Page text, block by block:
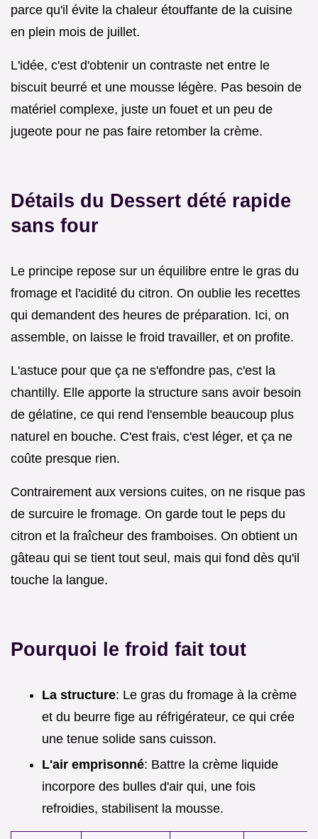
parce qu'il évite la chaleur étouffante de la cuisine
en plein mois de juillet.
L'idée, c'est d'obtenir un contraste net entre le
biscuit beurré et une mousse légère. Pas besoin de
matériel complexe, juste un fouet et un peu de
jugeote pour ne pas faire retomber la crème.
Détails du Dessert dété rapide
sans four
Le principe repose sur un équilibre entre le gras du
fromage et l'acidité du citron. On oublie les recettes
qui demandent des heures de préparation. Ici, on
assemble, on laisse le froid travailler, et on profite.
L'astuce pour que ça ne s'effondre pas, c'est la
chantilly. Elle apporte la structure sans avoir besoin
de gélatine, ce qui rend l'ensemble beaucoup plus
naturel en bouche. C'est frais, c'est léger, et ça ne
coûte presque rien.
Contrairement aux versions cuites, on ne risque pas
de surcuire le fromage. On garde tout le peps du
citron et la fraîcheur des framboises. On obtient un
gâteau qui se tient tout seul, mais qui fond dès qu'il
touche la langue.
Pourquoi le froid fait tout
La structure: Le gras du fromage à la crème
et du beurre fige au réfrigérateur, ce qui crée
une tenue solide sans cuisson.
L'air emprisonné: Battre la crème liquide
incorpore des bulles d'air qui, une fois
refroidies, stabilisent la mousse.